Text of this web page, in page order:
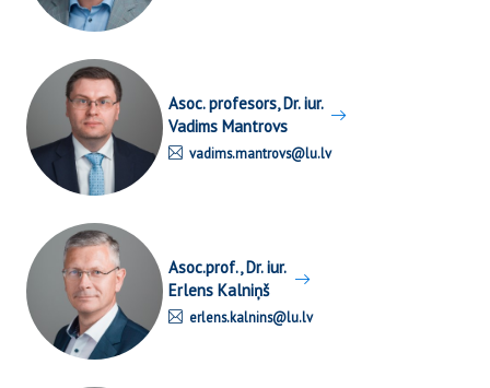
Asoc. profesors, Dr. iur.
Vadims Mantrovs
vadims.mantrovs@lu.lv
Asoc.prof., Dr. iur.
Erlens Kalniņš
erlens.kalnins@lu.lv